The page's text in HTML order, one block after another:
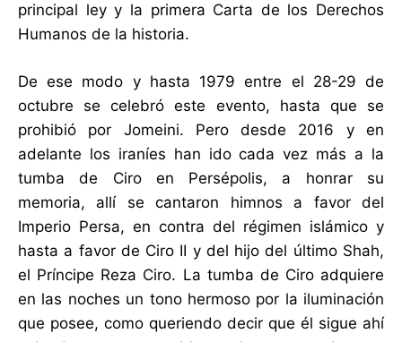
principal ley y la primera Carta de los Derechos
Humanos de la historia.
De ese modo y hasta 1979 entre el 28-29 de
octubre se celebró este evento, hasta que se
prohibió por Jomeini. Pero desde 2016 y en
adelante los iraníes han ido cada vez más a la
tumba de Ciro en Persépolis, a honrar su
memoria, allí se cantaron himnos a favor del
Imperio Persa, en contra del régimen islámico y
hasta a favor de Ciro II y del hijo del último Shah,
el Príncipe Reza Ciro. La tumba de Ciro adquiere
en las noches un tono hermoso por la iluminación
que posee, como queriendo decir que él sigue ahí